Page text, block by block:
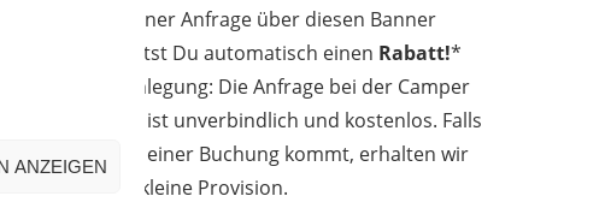
ANZEIGEN
Bei einer Anfrage über diesen Banner
erhältst Du automatisch einen Rabatt!*
Offenlegung: Die Anfrage bei der Camper
Oase ist unverbindlich und kostenlos. Falls
es zu einer Buchung kommt, erhalten wir
eine kleine Provision.